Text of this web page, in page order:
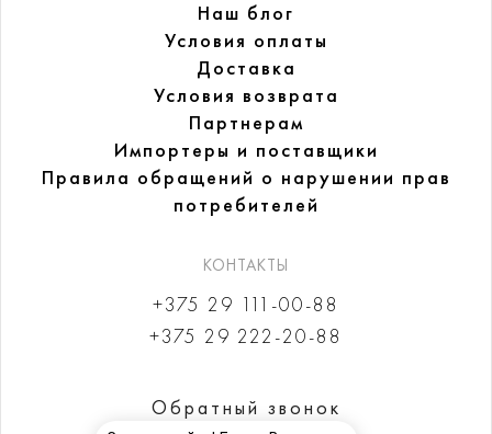
Наш блог
Условия оплаты
Доставка
Условия возврата
Партнерам
Импортеры и поставщики
Правила обращений о нарушении прав
потребителей
КОНТАКТЫ
+375 29 111-00-88
+375 29 222-20-88
Обратный звонок